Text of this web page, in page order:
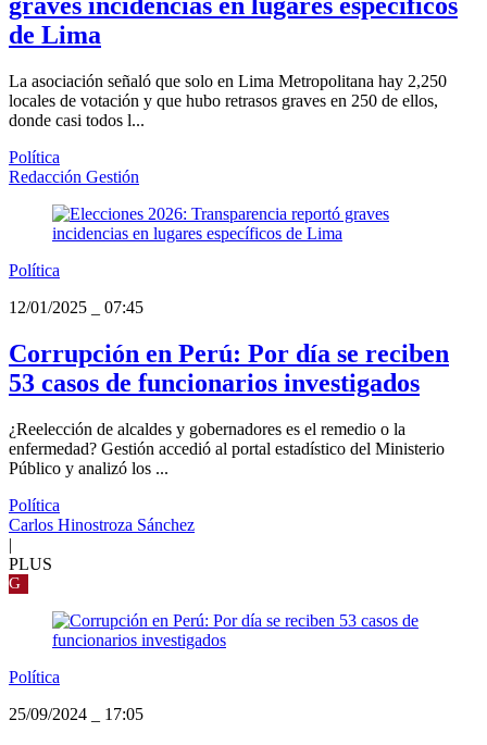
graves incidencias en lugares específicos
de Lima
La asociación señaló que solo en Lima Metropolitana hay 2,250
locales de votación y que hubo retrasos graves en 250 de ellos,
donde casi todos l...
Política
Redacción Gestión
Política
12/01/2025
07:45
Corrupción en Perú: Por día se reciben
53 casos de funcionarios investigados
¿Reelección de alcaldes y gobernadores es el remedio o la
enfermedad? Gestión accedió al portal estadístico del Ministerio
Público y analizó los ...
Política
Carlos Hinostroza Sánchez
|
PLUS
G
Política
25/09/2024
17:05